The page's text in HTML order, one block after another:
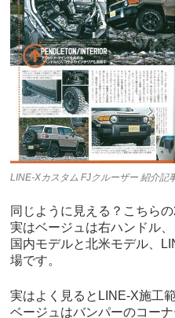
LINE-Xカスタム FJクルーザー 紹介記
同じように見える？こちら
実はベージュは右ハンドル
国内モデルと北米モデル、
場です。
実はよく見るとLINE-X施工
ベージュはバンパーのコー